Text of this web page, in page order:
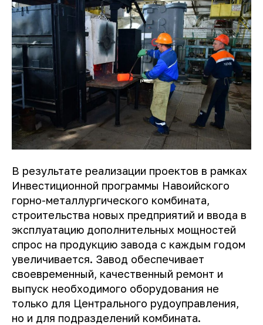
В результате реализации проектов в рамках
Инвестиционной программы Навоийского
горно-металлургического комбината,
строительства новых предприятий и ввода в
эксплуатацию дополнительных мощностей
спрос на продукцию завода с каждым годом
увеличивается. Завод обеспечивает
своевременный, качественный ремонт и
выпуск необходимого оборудования не
только для Центрального рудоуправления,
но и для подразделений комбината.